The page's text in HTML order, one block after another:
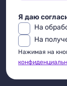
Я даю
На
На
Нажимая на